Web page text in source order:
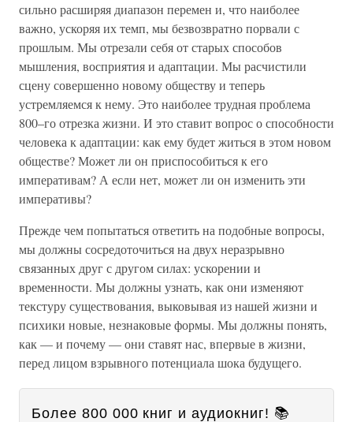
сильно расширяя диапазон перемен и, что наиболее
важно, ускоряя их темп, мы безвозвратно порвали с
прошлым. Мы отрезали себя от старых способов
мышления, восприятия и адаптации. Мы расчистили
сцену совершенно новому обществу и теперь
устремляемся к нему. Это наиболее трудная проблема
800–го отрезка жизни. И это ставит вопрос о способности
человека к адаптации: как ему будет житься в этом новом
обществе? Может ли он приспособиться к его
императивам? А если нет, может ли он изменить эти
императивы?
Прежде чем попытаться ответить на подобные вопросы,
мы должны сосредоточиться на двух неразрывно
связанных друг с другом силах: ускорении и
временности. Мы должны узнать, как они изменяют
текстуру существования, выковывая из нашей жизни и
психики новые, незнаковые формы. Мы должны понять,
как — и почему — они ставят нас, впервые в жизни,
перед лицом взрывного потенциала шока будущего.
Более 800 000 книг и аудиокниг! 📚